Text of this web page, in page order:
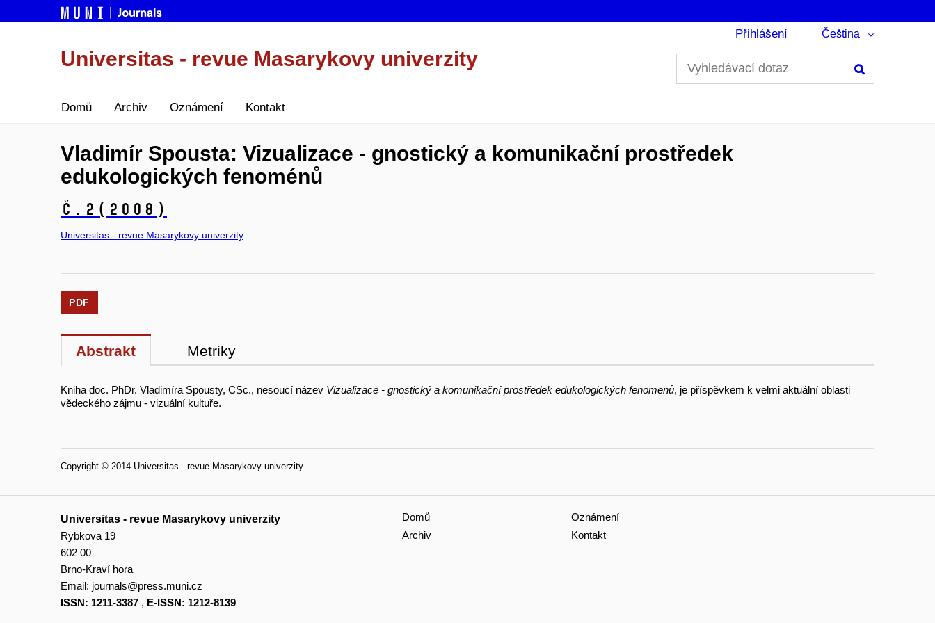
Universitas - revue Masarykovy univerzity
Přihlášení Čeština
Domů Archiv Oznámení Kontakt
Vladimír Spousta: Vizualizace - gnostický a komunikační prostředek
edukologických fenoménů
č.2 (2008)
Universitas - revue Masarykovy univerzity
PDF
Abstrakt Metriky
Kniha doc. PhDr. Vladimíra Spousty, CSc., nesoucí název Vizualizace - gnostický a komunikační prostředek edukologických fenomenů, je příspěvkem k velmi aktuální oblasti
vědeckého zájmu - vizuální kultuře.
Copyright © 2014 Universitas - revue Masarykovy univerzity
Universitas - revue Masarykovy univerzity
Rybkova 19
602 00
Brno-Kraví hora
Email: journals@press.muni.cz
ISSN: 1211-3387 , E-ISSN: 1212-8139
Domů
Archiv
Oznámení
Kontakt